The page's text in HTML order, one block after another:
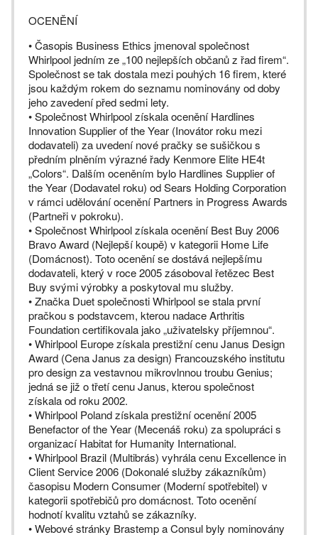
OCENĚNÍ
• Časopis Business Ethics jmenoval společnost
Whirlpool jedním ze „100 nejlepších občanů z řad firem“.
Společnost se tak dostala mezi pouhých 16 firem, které
jsou každým rokem do seznamu nominovány od doby
jeho zavedení před sedmi lety.
• Společnost Whirlpool získala ocenění Hardlines
Innovation Supplier of the Year (Inovátor roku mezi
dodavateli) za uvedení nové pračky se sušičkou s
předním plněním výrazné řady Kenmore Elite HE4t
„Colors“. Dalším oceněním bylo Hardlines Supplier of
the Year (Dodavatel roku) od Sears Holding Corporation
v rámci udělování ocenění Partners in Progress Awards
(Partneři v pokroku).
• Společnost Whirlpool získala ocenění Best Buy 2006
Bravo Award (Nejlepší koupě) v kategorii Home Life
(Domácnost). Toto ocenění se dostává nejlepšímu
dodavateli, který v roce 2005 zásoboval řetězec Best
Buy svými výrobky a poskytoval mu služby.
• Značka Duet společnosti Whirlpool se stala první
pračkou s podstavcem, kterou nadace Arthritis
Foundation certifikovala jako „uživatelsky příjemnou“.
• Whirlpool Europe získala prestižní cenu Janus Design
Award (Cena Janus za design) Francouzského institutu
pro design za vestavnou mikrovlnnou troubu Genius;
jedná se již o třetí cenu Janus, kterou společnost
získala od roku 2002.
• Whirlpool Poland získala prestižní ocenění 2005
Benefactor of the Year (Mecenáš roku) za spolupráci s
organizací Habitat for Humanity International.
• Whirlpool Brazil (Multibrás) vyhrála cenu Excellence in
Client Service 2006 (Dokonalé služby zákazníkům)
časopisu Modern Consumer (Moderní spotřebitel) v
kategorii spotřebičů pro domácnost. Toto ocenění
hodnotí kvalitu vztahů se zákazníky.
• Webové stránky Brastemp a Consul byly nominovány